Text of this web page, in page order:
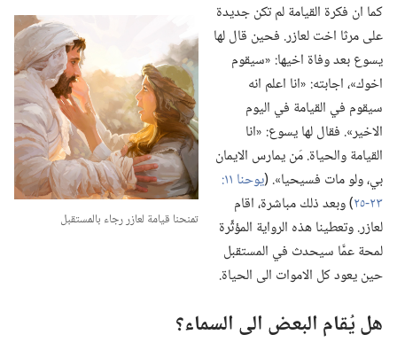
تمنحنا قيامة لعازر رجاء بالمستقبل
كما ان فكرة القيامة لم تكن جديدة
على مرثا اخت لعازر.‏ فحين قال لها
يسوع بعد وفاة اخيها:‏ «سيقوم
اخوك»،‏ اجابته:‏ «انا اعلم انه
سيقوم في القيامة في اليوم
الاخير».‏ فقال لها يسوع:‏ «انا
القيامة والحياة.‏ مَن يمارس الايمان
بي،‏ ولو مات فسيحيا».‏ (‏
٢٣-‏٢٥
‏)‏ وبعد ذلك مباشرة،‏ اقام
لعازر.‏ وتعطينا هذه الرواية المؤثِّرة
لمحة عمَّا سيحدث في المستقبل
حين يعود كل الاموات الى الحياة.‏
هل يُقام البعض الى السماء؟‏